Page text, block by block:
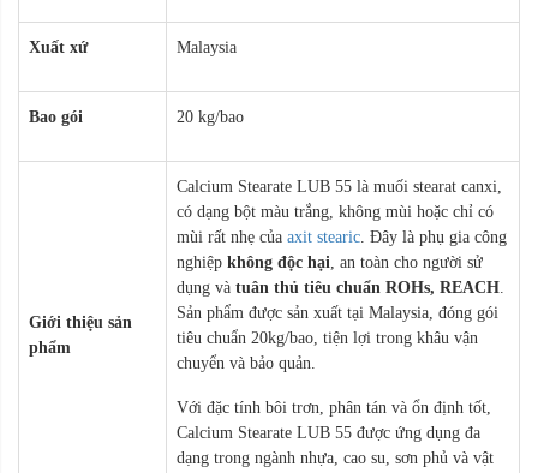
Xuất xứ Malaysia
Bao gói 20 kg/bao
Giới thiệu sản
phẩm
Calcium Stearate LUB 55 là muối stearat canxi,
có dạng bột màu trắng, không mùi hoặc chỉ có
mùi rất nhẹ của axit stearic. Đây là phụ gia công
nghiệp không độc hại, an toàn cho người sử
dụng và tuân thủ tiêu chuẩn ROHs, REACH.
Sản phẩm được sản xuất tại Malaysia, đóng gói
tiêu chuẩn 20kg/bao, tiện lợi trong khâu vận
chuyển và bảo quản.
Với đặc tính bôi trơn, phân tán và ổn định tốt,
Calcium Stearate LUB 55 được ứng dụng đa
dạng trong ngành nhựa, cao su, sơn phủ và vật